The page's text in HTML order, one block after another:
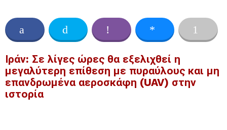
Ιράν: Σε λίγες ώρες θα εξελιχθεί η
μεγαλύτερη επίθεση με πυραύλους και μη
επανδρωμένα αεροσκάφη (UAV) στην
ιστορία